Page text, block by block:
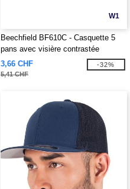
W1
Beechfield BF610C - Casquette 5
pans avec visière contrastée
3,66 CHF
5,41 CHF
-32%